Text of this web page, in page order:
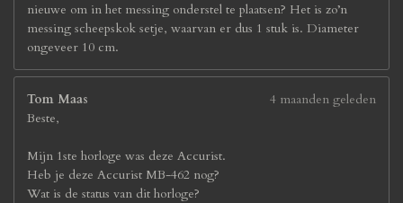
nieuwe om in het messing onderstel te plaatsen? Het is zo’n
messing scheepskok setje, waarvan er dus 1 stuk is. Diameter
ongeveer 10 cm.
Tom Maas
4 maanden geleden
Beste,
Mijn 1ste horloge was deze Accurist.
Heb je deze Accurist MB-462 nog?
Wat is de status van dit horloge?